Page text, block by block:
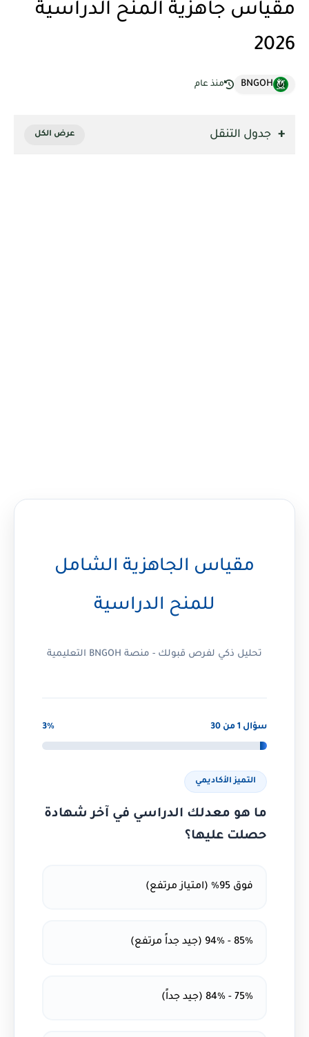
مقياس جاهزية المنح الدراسية
2026
BNGOH منذ عام
جدول التنقل
مقياس الجاهزية الشامل
للمنح الدراسية
تحليل ذكي لفرص قبولك - منصة BNGOH التعليمية
سؤال 1 من 30 3%
التميز الأكاديمي
ما هو معدلك الدراسي في آخر شهادة
حصلت عليها؟
فوق 95% (امتياز مرتفع)
85% - 94% (جيد جداً مرتفع)
75% - 84% (جيد جداً)